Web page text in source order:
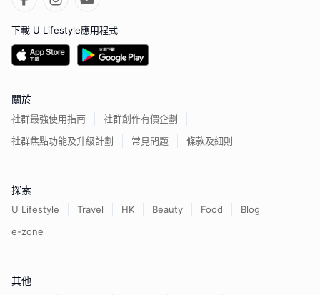
下載 U Lifestyle應用程式
關於
社群最強使用指南
社群創作有價企劃
社群焦點功能及升級計劃
常見問題 條款及細則
探索
U Lifestyle Travel HK Beauty Food
Blog
e-zone
其他